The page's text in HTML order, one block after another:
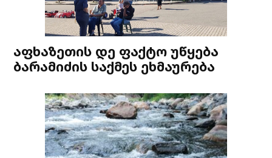
აფხაზეთის დე ფაქტო უწყება
ბარამიძის საქმეს ეხმაურება